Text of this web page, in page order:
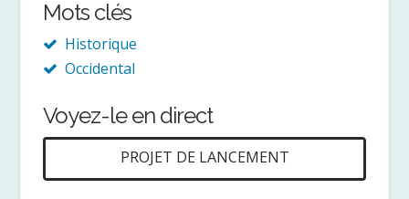
Mots clés
Historique
Occidental
Voyez-le en direct
PROJET DE LANCEMENT